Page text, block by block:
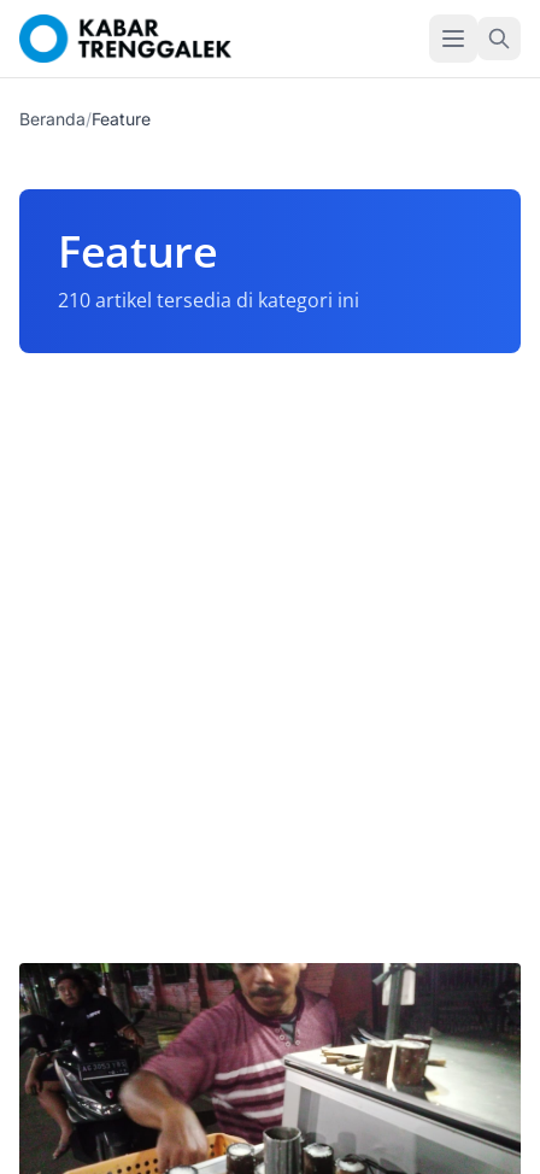
Beranda/Feature
Feature
210 artikel tersedia di kategori ini